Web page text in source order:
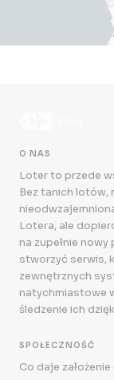
O NAS
Loter to przede
Bez tanich lotów,
Lotera, ale
na zupełnie
stworzyć serwis,
zewnętrznych
natychmiastowe
śledzenie ich
SPOŁECZNOŚĆ
Co daje